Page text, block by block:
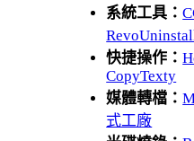
系統工具：
快捷操作：
CopyTexty
媒體轉檔：
式工廠